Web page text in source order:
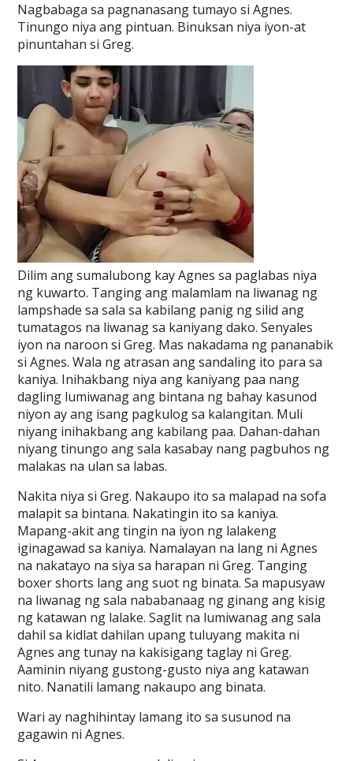
Nagbabaga sa pagnanasang tumayo si Agnes.
Tinungo niya ang pintuan. Binuksan niya iyon-at
pinuntahan si Greg.
Dilim ang sumalubong kay Agnes sa paglabas niya
ng kuwarto. Tanging ang malamlam na liwanag ng
lampshade sa sala sa kabilang panig ng silid ang
tumatagos na liwanag sa kaniyang dako. Senyales
iyon na naroon si Greg. Mas nakadama ng pananabik
si Agnes. Wala ng atrasan ang sandaling ito para sa
kaniya. Inihakbang niya ang kaniyang paa nang
dagling lumiwanag ang bintana ng bahay kasunod
niyon ay ang isang pagkulog sa kalangitan. Muli
niyang inihakbang ang kabilang paa. Dahan-dahan
niyang tinungo ang sala kasabay nang pagbuhos ng
malakas na ulan sa labas.
Nakita niya si Greg. Nakaupo ito sa malapad na sofa
malapit sa bintana. Nakatingin ito sa kaniya.
Mapang-akit ang tingin na iyon ng lalakeng
iginagawad sa kaniya. Namalayan na lang ni Agnes
na nakatayo na siya sa harapan ni Greg. Tanging
boxer shorts lang ang suot ng binata. Sa mapusyaw
na liwanag ng sala nababanaag ng ginang ang kisig
ng katawan ng lalake. Saglit na lumiwanag ang sala
dahil sa kidlat dahilan upang tuluyang makita ni
Agnes ang tunay na kakisigang taglay ni Greg.
Aaminin niyang gustong-gusto niya ang katawan
nito. Nanatili lamang nakaupo ang binata.
Wari ay naghihintay lamang ito sa susunod na
gagawin ni Agnes.